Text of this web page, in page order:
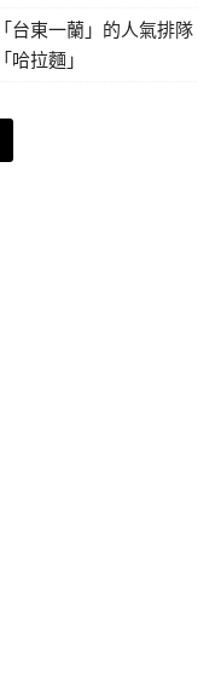
台東一蘭」的人氣排隊
拉麵」